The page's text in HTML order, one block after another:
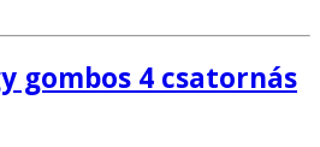
gombos 4 csatornás